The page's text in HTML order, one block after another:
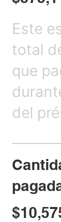
Este
total
que
del